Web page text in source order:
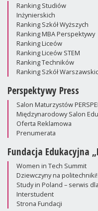
Ranking Studiów
Inżynierskich
Ranking Szkół Wyższych
Ranking MBA Perspektywy
Ranking Liceów
Ranking Liceów STEM
Ranking Techników
Ranking Szkół
Perspektywy Press
Salon Maturzystów
Międzynarodowy Salon
Oferta Reklamowa
Prenumerata
Fundacja Edukacyjna
Women in Tech Summit
Dziewczyny na politechniki!
Study in Poland – serwis
Interstudent
Strona Fundacji